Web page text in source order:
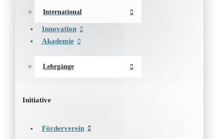
International
Innovation
Akademie
Lehrgänge
Initiative
Förderverein